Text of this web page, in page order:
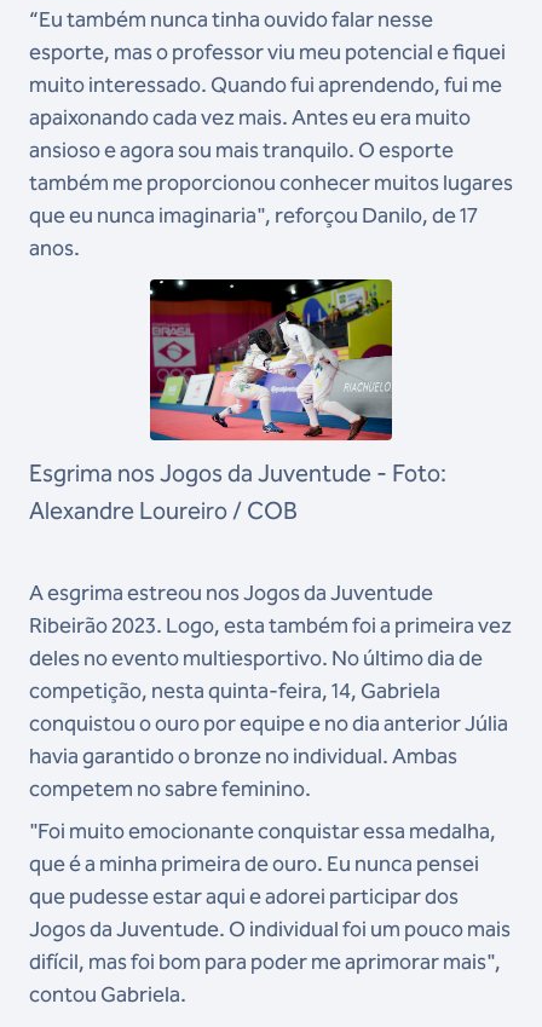
“Eu também nunca tinha ouvido falar nesse
esporte, mas o professor viu meu potencial e fiquei
muito interessado. Quando fui aprendendo, fui me
apaixonando cada vez mais. Antes eu era muito
ansioso e agora sou mais tranquilo. O esporte
também me proporcionou conhecer muitos lugares
que eu nunca imaginaria", reforçou Danilo, de 17
anos.
Esgrima nos Jogos da Juventude - Foto:
Alexandre Loureiro / COB
A esgrima estreou nos Jogos da Juventude
Ribeirão 2023. Logo, esta também foi a primeira vez
deles no evento multiesportivo. No último dia de
competição, nesta quinta-feira, 14, Gabriela
conquistou o ouro por equipe e no dia anterior Júlia
havia garantido o bronze no individual. Ambas
competem no sabre feminino.
"Foi muito emocionante conquistar essa medalha,
que é a minha primeira de ouro. Eu nunca pensei
que pudesse estar aqui e adorei participar dos
Jogos da Juventude. O individual foi um pouco mais
difícil, mas foi bom para poder me aprimorar mais",
contou Gabriela.